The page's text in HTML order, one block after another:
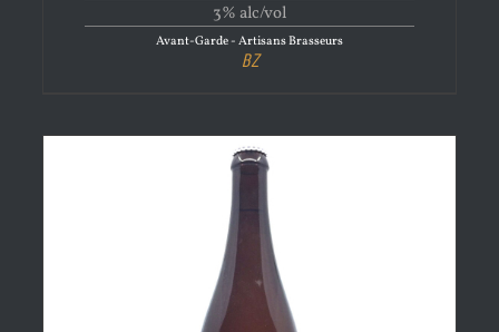
3% alc/vol
Avant-Garde - Artisans Brasseurs
BZ